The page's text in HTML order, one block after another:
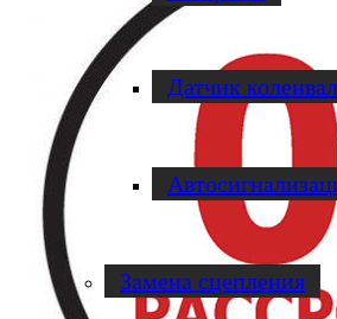
Датчик коленвал
Замена сцепления